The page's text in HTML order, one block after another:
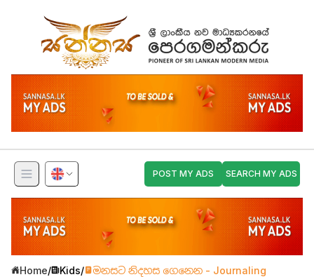
POST MY ADS SEARCH MY ADS
Home/ Kids/ මනසට නිදහස ගෙනෙන - Journaling